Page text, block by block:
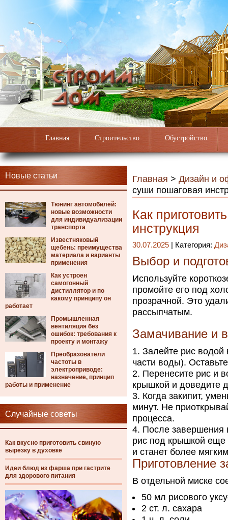
Главная Строительство Обустройство
Новые статьи
Тюнинг автомобилей:
новые возможности
для индивидуализации
транспорта
Известняковый
щебень: преимущества
материала и варианты
применения
Как устроен
самогонный
дистиллятор и по
какому принципу он
работает
Промышленная
вентиляция без
ошибок: требования к
проекту и монтажу
Преобразователи
частоты в
электроприводе:
назначение, принцип
работы и применение
Случайные советы
Как вкусно приготовить свиную
вырезку в духовке
Идеи блюд из фарша при гастрите
для здорового питания
Главная > Дизайн и
суши пошаговая
Как
инструкция
30.07.2025 | Категория:
Выбор и
Используйте
промойте его под
прозрачной. Это
рассыпчатым.
Замачивание и
Залейте рис водой
части воды).
Перенесите рис и
крышкой и доведите
Когда закипит,
минут. Не
процесса.
После завершения
рис под крышкой еще
и станет более
Приготовление
В отдельной миске
50 мл рисового
2 ст. л. сахара